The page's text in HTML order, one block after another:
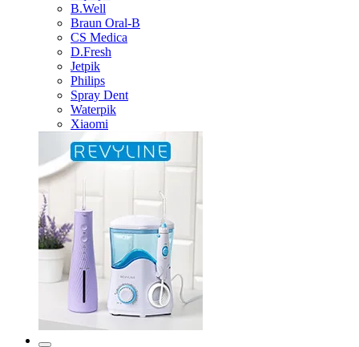
B.Well
Braun Oral-B
CS Medica
D.Fresh
Jetpik
Philips
Spray Dent
Waterpik
Xiaomi